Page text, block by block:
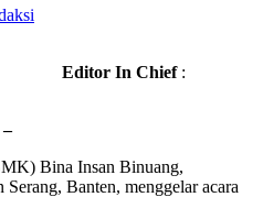
Editor In Chief:
Bina Insan Binuang,
Banten, menggelar acara